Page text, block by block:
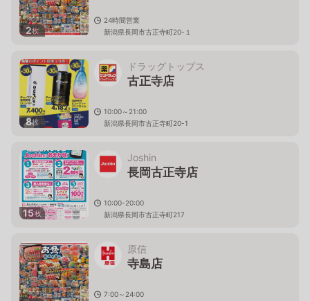
2枚
24時間営業
新潟県長岡市古正寺町20-１
8枚
ドラッグトップス
古正寺店
10:00～21:00
新潟県長岡市古正寺町20-1
15枚
Joshin
長岡古正寺店
10:00-20:00
新潟県長岡市古正寺町217
原信
寺島店
7:00～24:00